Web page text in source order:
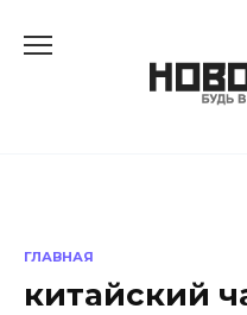
ГЛАВНАЯ
китайский